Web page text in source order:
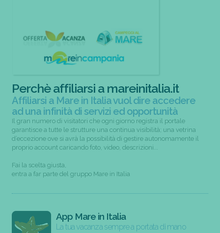
Perchè affiliarsi a mareinitalia.it
Affiliarsi a Mare in Italia vuol dire accedere
ad una infinità di servizi ed opportunità
Il gran numero di visitatori che ogni giorno registra il portale
garantisce a tutte le strutture una continua visibilità; una vetrina
d’eccezione ove si avrà la possibilità di gestire autonomamente il
proprio account caricando foto, video, descrizioni...
Fai la scelta giusta,
entra a far parte del gruppo Mare in Italia
App Mare in Italia
La tua vacanza sempre a portata di mano